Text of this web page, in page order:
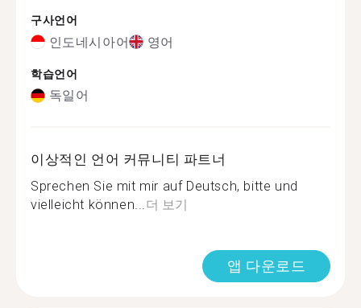
구사언어
인도네시아어 영어
학습언어
독일어
이상적인 언어 커뮤니티 파트너
Sprechen Sie mit mir auf Deutsch, bitte und
vielleicht können...더 보기
앱 다운로드